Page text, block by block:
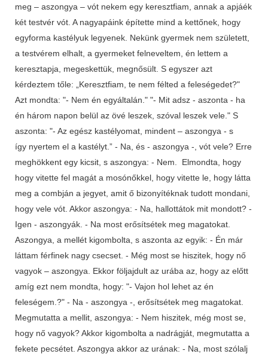
meg – aszongya – vót nekem egy keresztfiam, annak a apjáék
két testvér vót. A nagyapáink építette mind a kettőnek, hogy
egyforma kastélyuk legyenek. Nekünk gyermek nem született,
a testvérem elhalt, a gyermeket felneveltem, én lettem a
keresztapja, megeskettük, megnősült. S egyszer azt
kérdeztem tőle: „Keresztfiam, te nem félted a feleségedet?"
Azt mondta: "- Nem én egyáltalán." "- Mit adsz - aszonta - ha
én három napon belül az övé leszek, szóval leszek vele." S
aszonta: "- Az egész kastélyomat, mindent – aszongya - s
így nyertem el a kastélyt.” - Na, és - aszongya -, vót vele? Erre
meghökkent egy kicsit, s aszongya: - Nem. Elmondta, hogy
hogy vitette fel magát a mosónőkkel, hogy vitette le, hogy látta
meg a combján a jegyet, amit ő bizonyítéknak tudott mondani,
hogy vele vót. Akkor aszongya: - Na, hallottátok mit mondott? -
Igen - aszongyák. - Na most erősítsétek meg magatokat.
Aszongya, a mellét kigombolta, s aszonta az egyik: - Én már
láttam férfinek nagy csecset. - Még most se hiszitek, hogy nő
vagyok – aszongya. Ekkor följajdult az urába az, hogy az előtt
amíg ezt nem mondta, hogy: "- Vajon hol lehet az én
feleségem.?" - Na - aszongya -, erősítsétek meg magatokat.
Megmutatta a mellit, aszongya: - Nem hiszitek, még most se,
hogy nő vagyok? Akkor kigombolta a nadrágját, megmutatta a
fekete pecsétet. Aszongya akkor az urának: - Na, most szólalj